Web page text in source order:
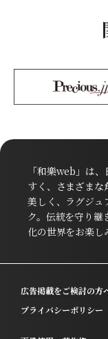
「和樂web」は
すく、さまざまな
美しく、ラグジュ
ク。伝統を守り
化の世界をお楽し
広告掲載をご検討の方
プライバシーポリシー